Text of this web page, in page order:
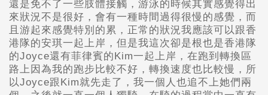
還是免不了一些肢體接觸，游泳的時候其實感覺得出
來狀況不是很好，會有一種時間過得很慢的感覺，而
且游起來感覺特別的累，正常的狀況我應該可以跟香
港隊的安琪一起上岸，但是我這次卻是根也是香港隊
的Joyce還有菲律賓的Kim一起上岸，在跑到轉換區
路上因為我的跑步比較不好，轉換速度也比較慢，所
以Joyce跟Kim就先走了，我一個人也追不上她們兩